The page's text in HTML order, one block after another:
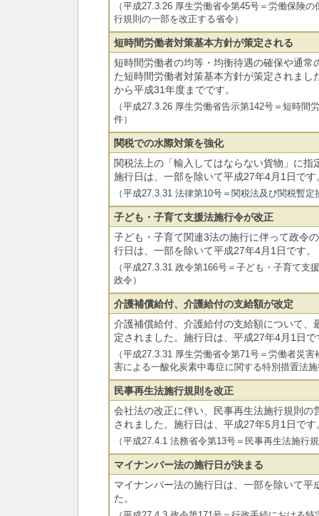
（平成27.3.26 厚生労働省令第45号＝労働保険
行規則の一部を改正する省令）
短時間労働者対策基本方針が策定される
短時間労働者の均等・均衡待遇の確保や通常
た短時間労働者対策基本方針が策定されまし
から平成31年度までです。
（平成27.3.26 厚生労働省告示第142号＝短時間
件）
関税での水際対策を強化
関税法上の「輸入してはならない貨物」に指
施行日は、一部を除いて平成27年4月1日です
（平成27.3.31 法律第10号＝関税法及び関税暫
子ども・子育て支援法施行令が改正
子ども・子育て関連3法の施行に伴って政令
行日は、一部を除いて平成27年4月1日です。
（平成27.3.31 政令第166号＝子ども・子育て支
政令）
介護補償給付、介護給付の支給額が改定
介護補償給付、介護給付の支給額について、
定されました。施行日は、平成27年4月1日で
（平成27.3.31 厚生労働省令第71号＝労働者災
害による一酸化炭素中毒症に関する特別措置法
民事再生法施行規則を改正
会社法の改正に伴い、民事再生法施行規則の
されました。施行日は、平成27年5月1日です
（平成27.4.1 法務省令第13号＝民事再生法施行
マイナンバー法の施行日が決まる
マイナンバー法の施行日は、一部を除いて平
た。